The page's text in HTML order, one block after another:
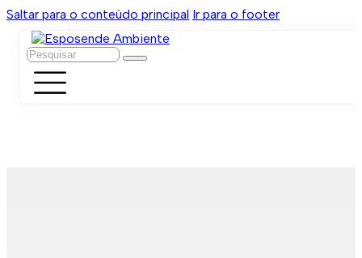
Saltar para o conteúdo principal Ir para o footer
Pesquisar